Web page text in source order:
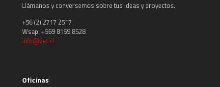
Llámanos y conversemos sobre tus ideas y proyectos.
+56 (2) 2717 2517
Wsap: +569 8159 8528
info@zet.cl
Oficinas